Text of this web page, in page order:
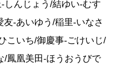
しんじょう/結ゆい-むす
-あいゆう/稲里-いなさ
こいち/御慶事-ごけいじ/
/鳳凰美田-ほうおうびで